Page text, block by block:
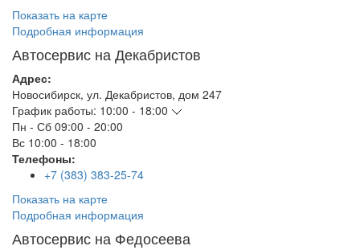
Показать на карте
Подробная информация
Автосервис на Декабристов
Адрес:
Новосибирск, ул. Декабристов, дом 247
График работы: 10:00 - 18:00
Пн - Сб 09:00 - 20:00
Вс 10:00 - 18:00
Телефоны:
+7 (383) 383-25-74
Показать на карте
Подробная информация
Автосервис на Федосеева